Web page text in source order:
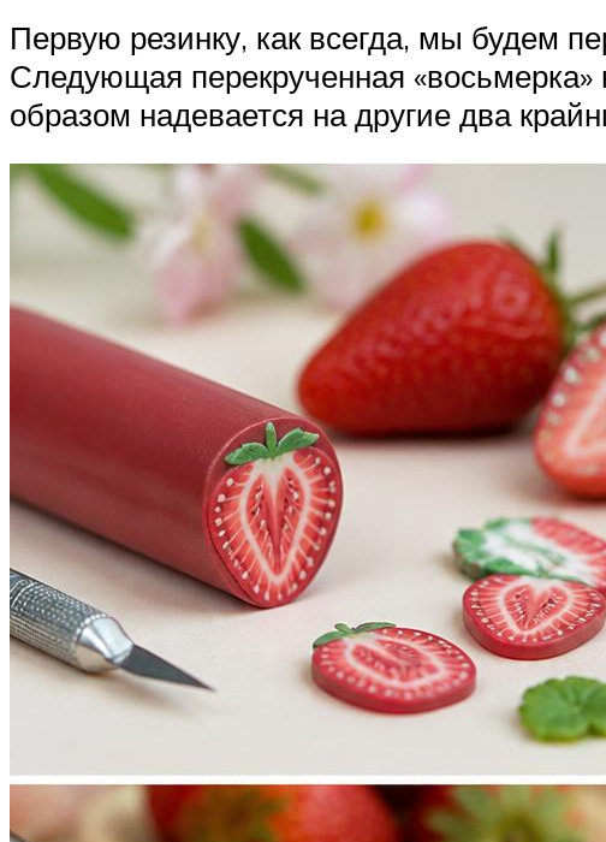
Первую резинку, как всегда, мы будем
Следующая перекрученная «восьмерка»
образом надевается на другие два